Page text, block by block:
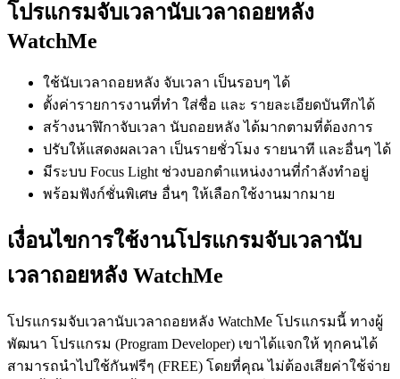
โปรแกรมจับเวลานับเวลาถอยหลัง
WatchMe
ใช้นับเวลาถอยหลัง จับเวลา เป็นรอบๆ ได้
ตั้งค่ารายการงานที่ทำ ใส่ชื่อ และ รายละเอียดบันทึกได้
สร้างนาฬิกาจับเวลา นับถอยหลัง ได้มากตามที่ต้องการ
ปรับให้แสดงผลเวลา เป็นรายชั่วโมง รายนาที และอื่นๆ ได้
มีระบบ Focus Light ช่วงบอกตำแหน่งงานที่กำลังทำอยู่
พร้อมฟังก์ชั่นพิเศษ อื่นๆ ให้เลือกใช้งานมากมาย
เงื่อนไขการใช้งานโปรแกรมจับเวลานับ
เวลาถอยหลัง WatchMe
โปรแกรมจับเวลานับเวลาถอยหลัง WatchMe โปรแกรมนี้ ทางผู้
พัฒนา โปรแกรม (Program Developer) เขาได้แจกให้ ทุกคนได้
สามารถนำไปใช้กันฟรีๆ (FREE) โดยที่คุณ ไม่ต้องเสียค่าใช้จ่าย